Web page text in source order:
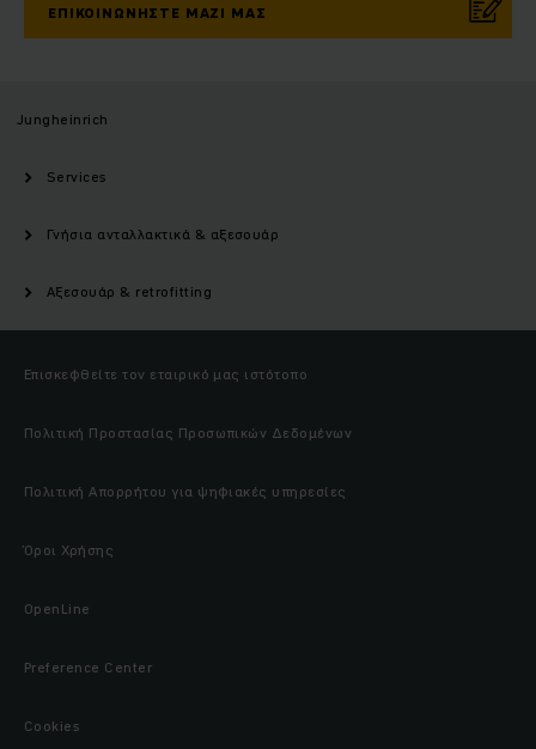
ΕΠΙΚΟΙΝΩΝΉΣΤΕ ΜΑΖΊ ΜΑΣ
Jungheinrich
Services
Γνήσια ανταλλακτικά & αξεσουάρ
Αξεσουάρ & retrofitting
Επισκεφθείτε τον εταιρικό μας ιστότοπο
Πολιτική Προστασίας Προσωπικών Δεδομένων
Πολιτική Απορρήτου για ψηφιακές υπηρεσίες
Όροι Χρήσης
OpenLine
Preference Center
Cookies